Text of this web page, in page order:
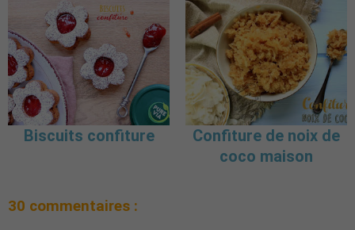
Biscuits confiture
Confiture de noix de
coco maison
30 commentaires :